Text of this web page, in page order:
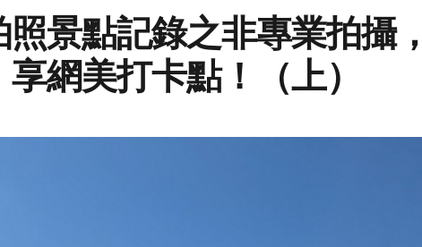
照景點記錄之非專業拍攝
享網美打卡點！（上）